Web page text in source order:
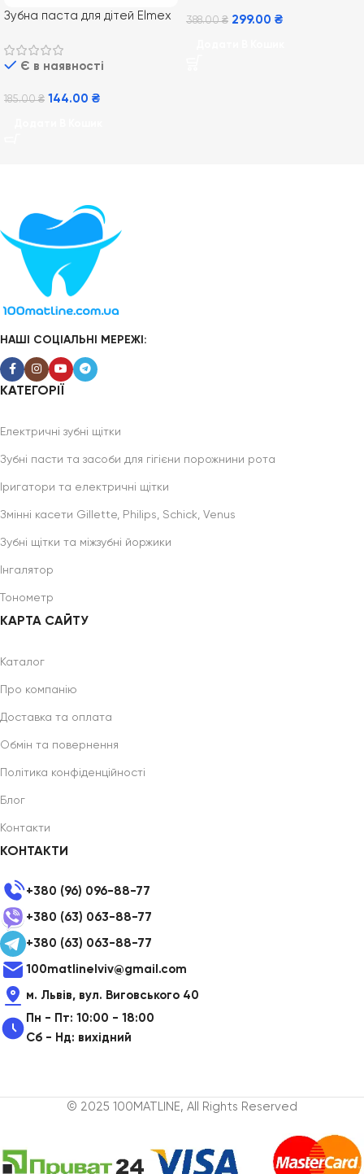
Зубна паста для дітей Elmex
Є в наявності
185.00₴ 144.00 ₴
388.00₴ 299.00 ₴
НАШІ СОЦІАЛЬНІ МЕРЕЖІ:
КАТЕГОРІЇ
Електричні зубні щітки
Зубні пасти та засоби для гігієни порожнини рота
Іригатори та електричні щітки
Змінні касети Gillette, Philips, Schick, Venus
Зубні щітки та міжзубні йоржики
Інгалятор
Тонометр
КАРТА САЙТУ
Каталог
Про компанію
Доставка та оплата
Обмін та повернення
Політика конфіденційності
Блог
Контакти
КОНТАКТИ
+380 (96) 096-88-77
+380 (63) 063-88-77
+380 (63) 063-88-77
100matlinelviv@gmail.com
м. Львів, вул. Виговського 40
Пн - Пт: 10:00 - 18:00
Сб - Нд: вихідний
© 2025 100MATLINE, All Rights Reserved